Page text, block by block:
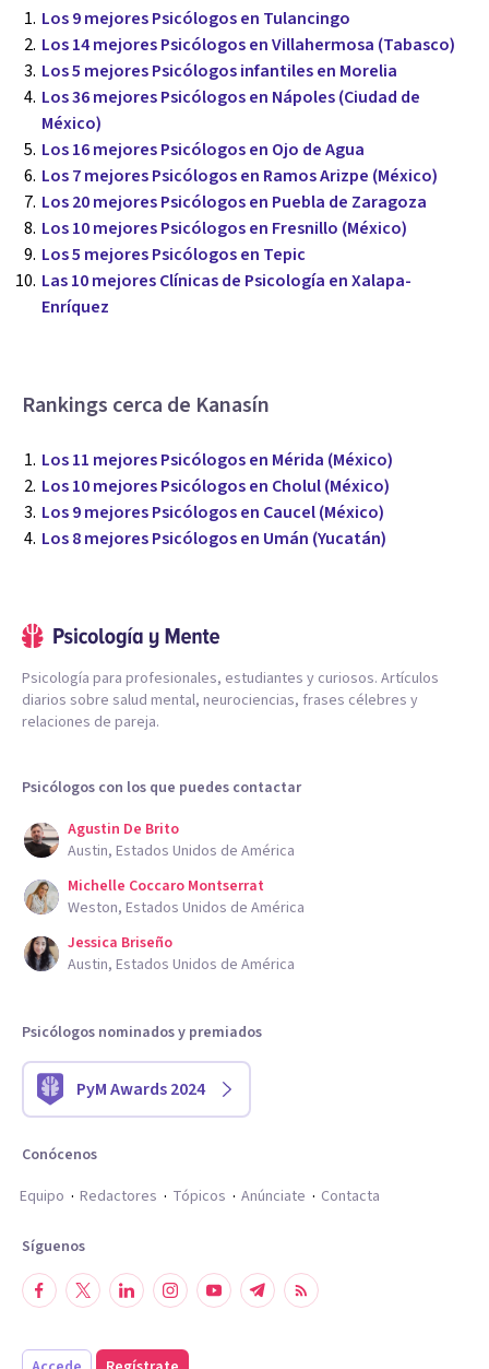
Los 9 mejores Psicólogos en Tulancingo
Los 14 mejores Psicólogos en Villahermosa (Tabasco)
Los 5 mejores Psicólogos infantiles en Morelia
Los 36 mejores Psicólogos en Nápoles (Ciudad de
México)
Los 16 mejores Psicólogos en Ojo de Agua
Los 7 mejores Psicólogos en Ramos Arizpe (México)
Los 20 mejores Psicólogos en Puebla de Zaragoza
Los 10 mejores Psicólogos en Fresnillo (México)
Los 5 mejores Psicólogos en Tepic
Las 10 mejores Clínicas de Psicología en Xalapa-
Enríquez
Rankings cerca de Kanasín
Los 11 mejores Psicólogos en Mérida (México)
Los 10 mejores Psicólogos en Cholul (México)
Los 9 mejores Psicólogos en Caucel (México)
Los 8 mejores Psicólogos en Umán (Yucatán)
Psicología para profesionales, estudiantes y curiosos. Artículos
diarios sobre salud mental, neurociencias, frases célebres y
relaciones de pareja.
Psicólogos con los que puedes contactar
Agustin De Brito
Austin, Estados Unidos de América
Michelle Coccaro Montserrat
Weston, Estados Unidos de América
Jessica Briseño
Austin, Estados Unidos de América
Psicólogos nominados y premiados
PyM Awards 2024
Conócenos
Equipo
Redactores Tópicos Anúnciate Contacta
Síguenos